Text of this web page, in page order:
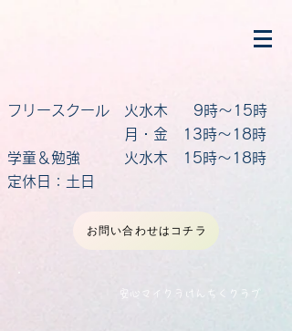
フリースクール 火水木 9時～15時
月・金 13時～18時
学童＆勉強 火水木 15時～18時
定休日：土日
お問い合わせはコチラ
​安心マイクラけんちくクラブ